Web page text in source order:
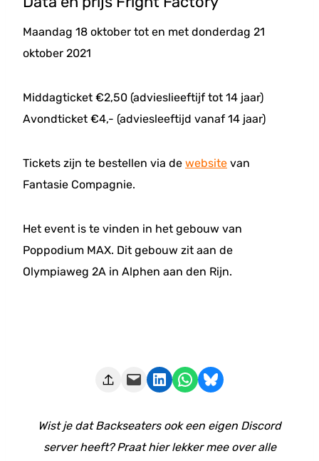
Maandag 18 oktober tot en met donderdag 21
oktober 2021
Middagticket €2,50 (advieslieeftijf tot 14 jaar)
Avondticket €4,- (adviesleeftijd vanaf 14 jaar)
Tickets zijn te bestellen via de website van
Fantasie Compagnie.
Het event is te vinden in het gebouw van
Poppodium MAX. Dit gebouw zit aan de
Olympiaweg 2A in Alphen aan den Rijn.
Deze pagina e-mailen Delen op LinkedIn Delen via WhatsApp Share on Bluesky
Wist je dat Backseaters ook een eigen Discord
server heeft? Praat hier lekker mee over alle